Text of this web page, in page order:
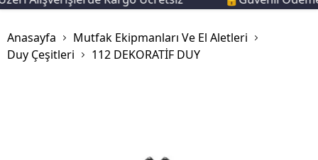
Anasayfa
Mutfak Ekipmanları Ve El Aletleri
Duy Çeşitleri
112 DEKORATİF DUY